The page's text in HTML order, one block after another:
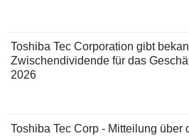
Toshiba Tec Corporation gibt
Zwischendividende für das
2026
Toshiba Tec Corp - Mitteilung über